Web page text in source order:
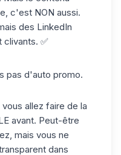
c'est NON aussi.
des LinkedIn
✅
pas d'auto promo.
allez faire de la
avant. Peut-être
mais vous ne
dans